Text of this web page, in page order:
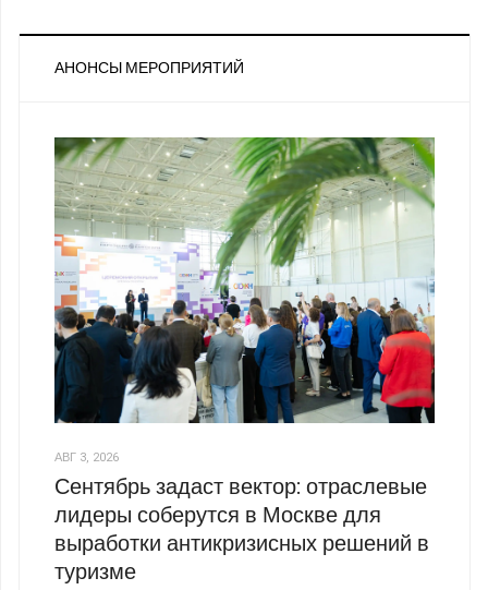
АНОНСЫ МЕРОПРИЯТИЙ
АВГ 3, 2026
Сентябрь задаст вектор: отраслевые
лидеры соберутся в Москве для
выработки антикризисных решений в
туризме